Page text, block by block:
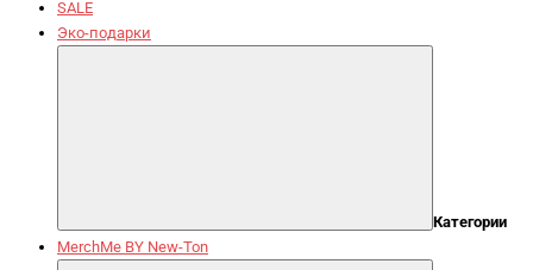
SALE
Эко-подарки
Категории
MerchMe BY New-Ton